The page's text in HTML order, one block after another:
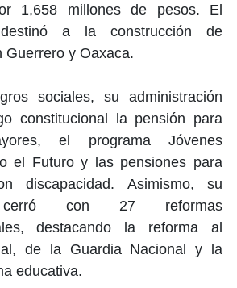
1,658 millones de pesos. El
a la construcción de
Guerrero y Oaxaca.
sociales, su administración
constitucional la pensión para
el programa Jóvenes
el Futuro y las pensiones para
discapacidad. Asimismo, su
cerró con 27 reformas
destacando la reforma al
de la Guardia Nacional y la
educativa.